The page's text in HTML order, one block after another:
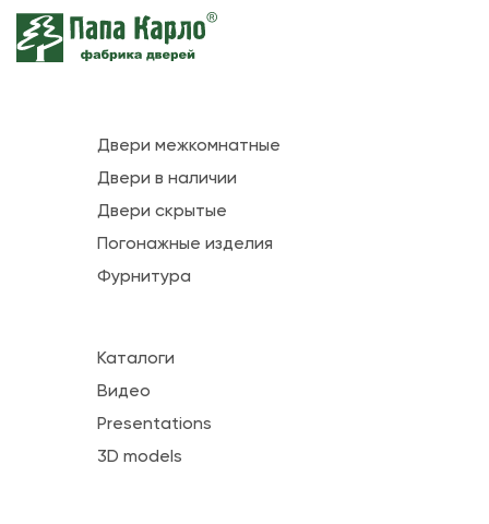
Двери межкомнатные
Двери в наличии
Двери скрытые
Погонажные изделия
Фурнитура
Каталоги
Видео
Presentations
3D models